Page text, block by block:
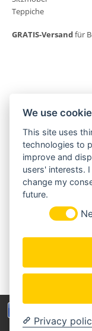
der
Teppiche
GRATIS-Versandfür
MORGENLAND-
Herderstraße 2
22085 Hamburg
+49(0)40 18 033 286
info@morgenland-
www.morgenland-
FOLGEN SIE UNS:
We use
This site uses
technologies to
improve and
users' interests.
change my
future.
Privacy